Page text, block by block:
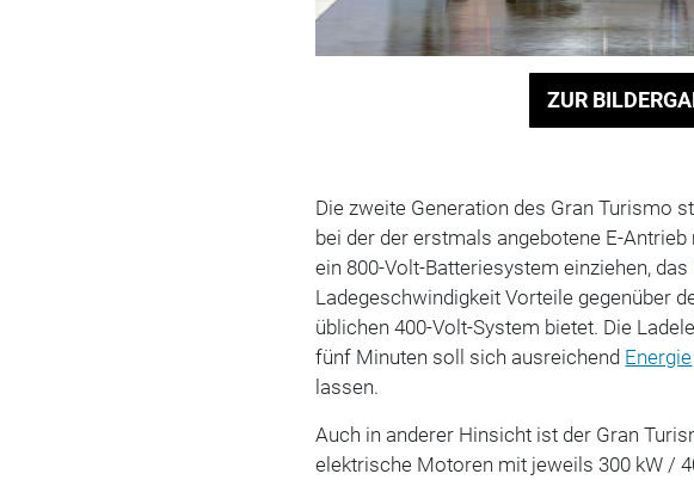
ZUR
Die zweite Generation des Gran Turismo
bei der der erstmals angebotene E-
ein 800-Volt-Batteriesystem einziehen,
Ladegeschwindigkeit Vorteile gegenüber
üblichen 400-Volt-System bietet. Die
fünf Minuten soll sich ausreichend Energie
lassen.
Auch in anderer Hinsicht ist der Gran
elektrische Motoren mit jeweils 300 kW /